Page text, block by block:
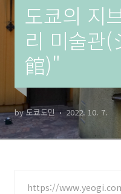
도쿄의 지
리 미술관
館)"
by 도쿄도민 2022. 10. 7.
https://